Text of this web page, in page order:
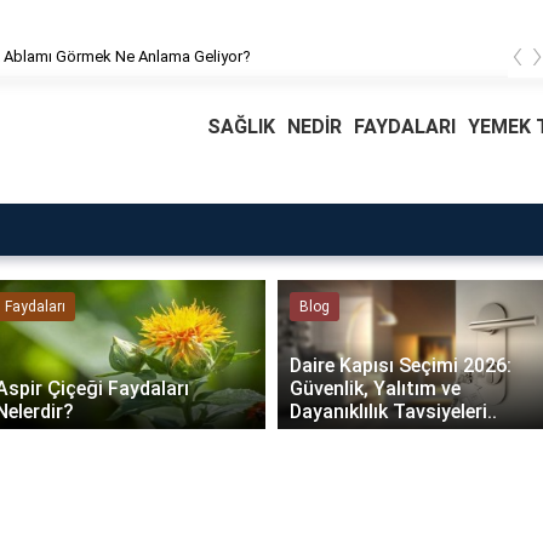
Rüyada Ablamı Görmek Ne Anlama
‹ ›
SAĞLIK NEDİR FAYDALARI YEMEK
Faydaları
Çiçeği Faydaları
Blog
Daire Kapısı Seçimi 2026:
Güvenlik, Yalıtım ve
Dayanıklılık Tavsiyeleri..